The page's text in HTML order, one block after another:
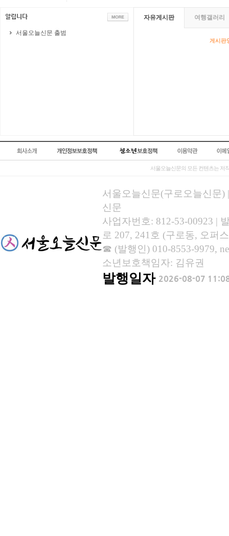
서울오늘신문 출범
자유게시판 여행갤러리
게시판
서울오늘신문의 모든 컨텐츠는 저
서울오늘신문(구로오늘신문)
신문
사업자번호: 812-53-00923 |
로 207, 241호 (구로동, 오퍼
☎ (발행인) 010-8553-9979,
소년보호책임자: 김유권
발행일자